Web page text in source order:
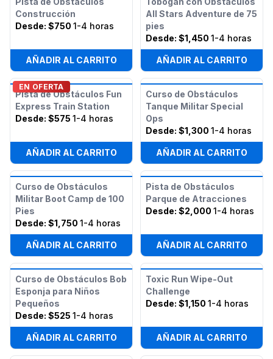
Construcción
Desde: $750 1-4 horas
AÑADIR AL CARRITO
All Stars Adventure de 75
pies
Desde: $1,450 1-4 horas
AÑADIR AL CARRITO
EN OFERTA
Pista de Obstáculos Fun
Express Train Station
Desde: $575 1-4 horas
AÑADIR AL CARRITO
Curso de Obstáculos
Tanque Militar Special
Ops
Desde: $1,300 1-4 horas
AÑADIR AL CARRITO
Curso de Obstáculos
Militar Boot Camp de 100
Pies
Desde: $1,750 1-4 horas
AÑADIR AL CARRITO
Pista de Obstáculos
Parque de Atracciones
Desde: $2,000 1-4 horas
AÑADIR AL CARRITO
Curso de Obstáculos Bob
Esponja para Niños
Pequeños
Desde: $525 1-4 horas
AÑADIR AL CARRITO
Toxic Run Wipe-Out
Challenge
Desde: $1,150 1-4 horas
AÑADIR AL CARRITO